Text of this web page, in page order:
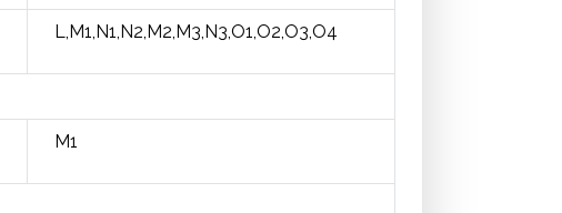
L,M1,N1,N2,M2,M3,N3,O1,O2,O3,O4
M1